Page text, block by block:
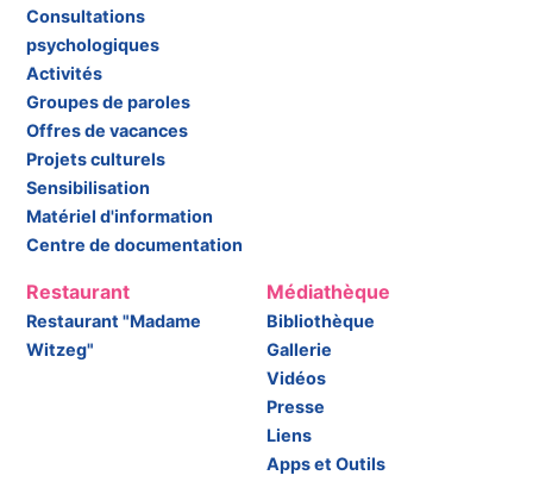
Consultations
psychologiques
Activités
Groupes de paroles
Offres de vacances
Projets culturels
Sensibilisation
Matériel d'information
Centre de documentation
Restaurant
Restaurant "Madame
Witzeg"
Médiathèque
Bibliothèque
Gallerie
Vidéos
Presse
Liens
Apps et Outils